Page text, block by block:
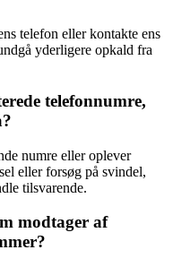
telefon eller kontakte ens
yderligere opkald fra
telefonnumre,
numre eller oplever
eller forsøg på svindel,
tilsvarende.
modtager af